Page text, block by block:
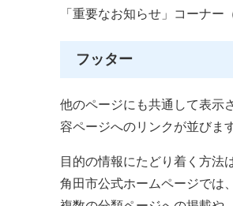
「重要なお知らせ」コーナー
フッター
他のページにも共通して表示
容ページへのリンクが並びます
目的の情報にたどり着く方法
角田市公式ホームページでは